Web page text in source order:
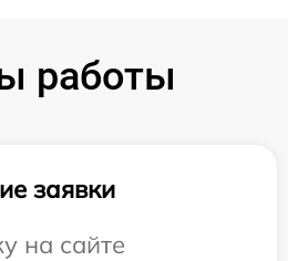
работы
заявки
на сайте